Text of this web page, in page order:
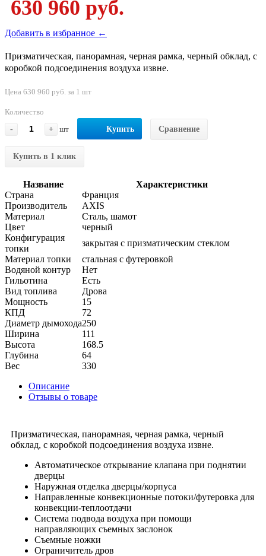
630 960 руб.
Добавить в избранное ←
Призматическая, панорамная, черная рамка, черный обклад, с
коробкой подсоединения воздуха извне.
Цена 630 960 руб. за 1 шт
Количество
-
+ шт Купить Сравнение
Купить в 1 клик
Название
Характеристики
Страна
Франция
Производитель
AXIS
Материал
Сталь, шамот
Цвет
черный
Конфигурация
топки
закрытая с призматическим стеклом
Материал топки
стальная с футеровкой
Водяной контур
Нет
Гильотина
Есть
Вид топлива
Дрова
Мощность
15
КПД
72
Диаметр дымохода250
Ширина
111
Высота
168.5
Глубина
64
Вес
330
Описание
Отзывы о товаре
Призматическая, панорамная, черная рамка, черный
обклад, с коробкой подсоединения воздуха извне.
Автоматическое открывание клапана при поднятии
дверцы
Наружная отделка дверцы/корпуса
Направленные конвекционные потоки/футеровка для
конвекции-теплоотдачи
Система подвода воздуха при помощи
направляющих съемных заслонок
Съемные ножки
Ограничитель дров